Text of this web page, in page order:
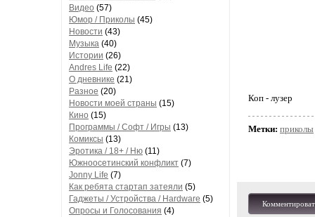
Видео (57)
Юмор / Приколы (45)
Новости (43)
Музыка (40)
Истории (26)
Andres Life (22)
О дневнике (21)
Разное (20)
Новости моей страны (15)
Кино (15)
Программы / Софт / Игры (13)
Комиксы (13)
Эротика / 18+ / Ню (11)
Южноосетинский конфликт (7)
Jonny Life (7)
Как ребята стартап затеяли (5)
Гаджеты / Устройства / Hardware (5)
Опросы и Голосования (4)
Коп - лузер
Метки: приколы